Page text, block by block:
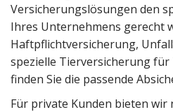
Versicherungslösungen den
Ihres Unternehmens gerecht
Haftpflichtversicherung,
spezielle Tierversicherung
finden Sie die passende
Für private Kunden bieten